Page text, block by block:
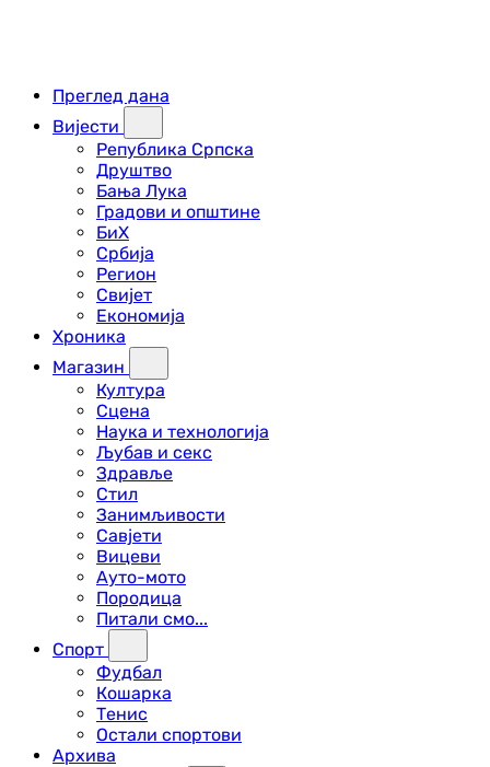
Преглед дана
Вијести
Република Српска
Друштво
Бања Лука
Градови и општине
БиХ
Србија
Регион
Свијет
Економија
Хроника
Магазин
Култура
Сцена
Наука и технологија
Љубав и секс
Здравље
Стил
Занимљивости
Савјети
Вицеви
Ауто-мото
Породица
Питали смо...
Спорт
Фудбал
Кошарка
Тенис
Остали спортови
Архива